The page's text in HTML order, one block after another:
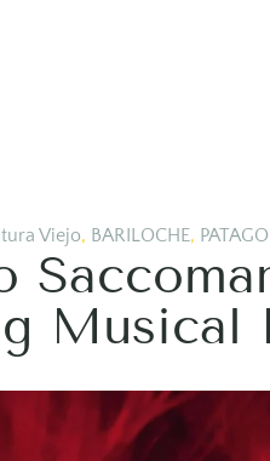
Viejo, BARILOCHE,
Musical